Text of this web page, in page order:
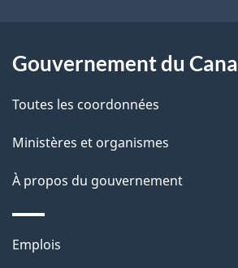
l
a
g
e
Gouvernement du
Toutes les coordonnées
Ministères et organismes
À propos du gouvernement
Thèmes
Emplois